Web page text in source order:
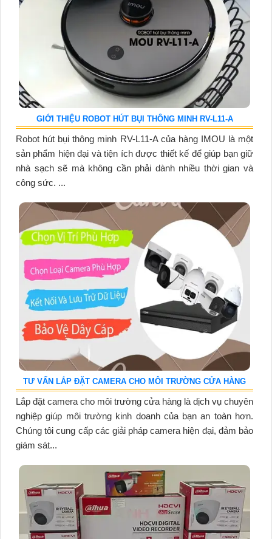
GIỚI THIỆU ROBOT HÚT BỤI THÔNG MINH RV-L11-A
Robot hút bụi thông minh RV-L11-A của hàng IMOU là một
sản phẩm hiện đại và tiện ích được thiết kế để giúp bạn giữ
nhà sạch sẽ mà không cần phải dành nhiều thời gian và
công sức. ...
TƯ VẤN LẮP ĐẶT CAMERA CHO MÔI TRƯỜNG CỬA HÀNG
Lắp đặt camera cho môi trường cửa hàng là dịch vụ chuyên
nghiệp giúp môi trường kinh doanh của bạn an toàn hơn.
Chúng tôi cung cấp các giải pháp camera hiện đại, đảm bảo
giám sát...